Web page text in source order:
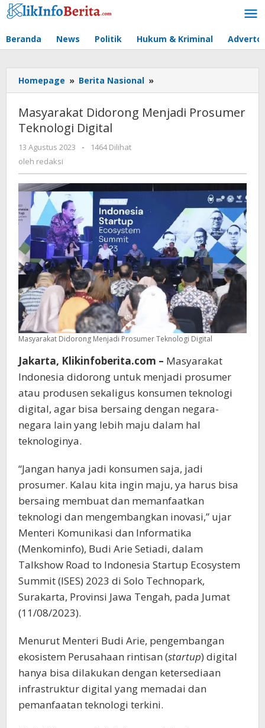
Lewati
ke
Beranda News Politik Hukum & Kriminal
Homepage » Berita Nasional »
Didorong
Prosumer
Masyarakat Didorong Menjadi Prosumer
Teknologi Digital
13 Agustus 2023
oleh
-
1464 Dilihat
oleh redaksi
Masyarakat Didorong Menjadi Prosumer Teknologi Digital
Jakarta, Klikinfoberita.com – Masyarakat
Indonesia didorong untuk menjadi prosumer
atau produsen sekaligus konsumen teknologi
digital, agar bisa bersaing dengan negara-
negara lain yang lebih maju dalam hal
teknologinya.
“Jangan hanya jadi konsumen saja, jadi
prosumer. Kalau kita ingin maju, ya harus bisa
bersaing membuat dan memanfaatkan
teknologi dan mengembangkan inovasi,” ujar
Menteri Komunikasi dan Informatika
(Menkominfo), Budi Arie Setiadi, dalam
Talkshow Road to Indonesia Startup Ecosystem
Summit (ISES) 2023 di Solo Technopark,
Surakarta, Provinsi Jawa Tengah, pada Jumat
(11/08/2023).
Menurut Menteri Budi Arie, pengembangan
ekosistem Perusahaan rintisan (startup) digital
hanya bisa dilakukan dengan ketersediaan
infrastruktur digital yang memadai dan
pemanfaatan teknologi terkini.